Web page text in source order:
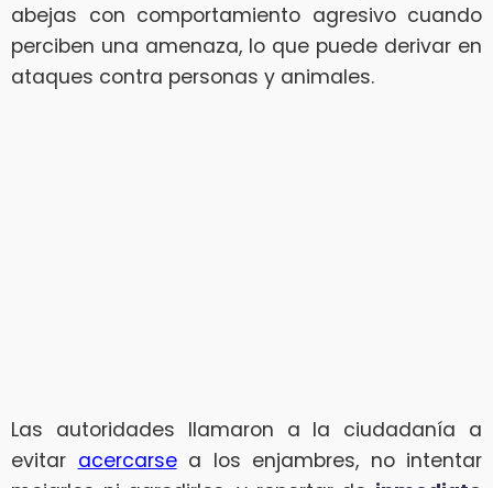
abejas con comportamiento agresivo cuando
perciben una amenaza, lo que puede derivar en
ataques contra personas y animales.
Las autoridades llamaron a la ciudadanía a
evitar acercarsea los enjambres, no intentar